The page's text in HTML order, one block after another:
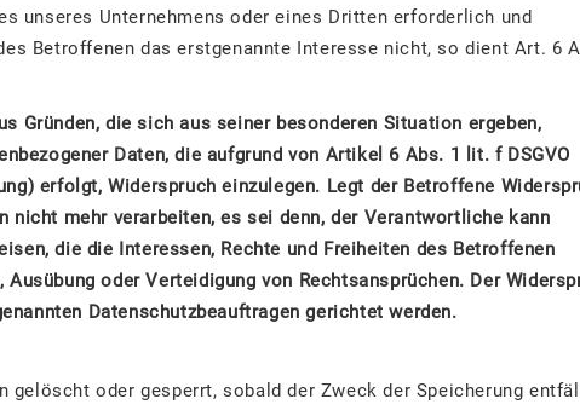
unseres Unternehmens oder eines Dritten erforderlich und
Betroffenen das erstgenannte Interesse nicht, so dient Art. 6
Gründen, die sich aus seiner besonderen Situation ergeben,
Daten, die aufgrund von Artikel 6 Abs. 1 lit. f DSGVO
erfolgt, Widerspruch einzulegen. Legt der Betroffene
mehr verarbeiten, es sei denn, der Verantwortliche kann
die die Interessen, Rechte und Freiheiten des Betroffenen
oder Verteidigung von Rechtsansprüchen. Der
Datenschutzbeauftragen gerichtet werden.
gelöscht oder gesperrt, sobald der Zweck der Speicherung